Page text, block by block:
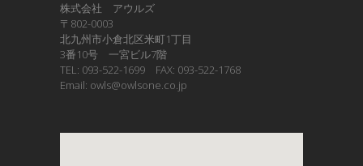
株式会社 アウルズ
〒802-0003
北九州市小倉北区米町1丁目
3番10号 一宮ビル7階
TEL: 093-522-1699 FAX: 093-522-1768
Email: owls@owlsone.co.jp